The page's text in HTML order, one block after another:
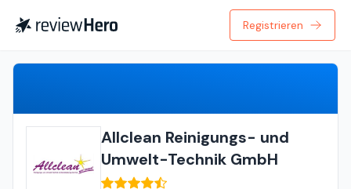
Registrieren
Allclean Reinigungs- und
Umwelt-Technik GmbH